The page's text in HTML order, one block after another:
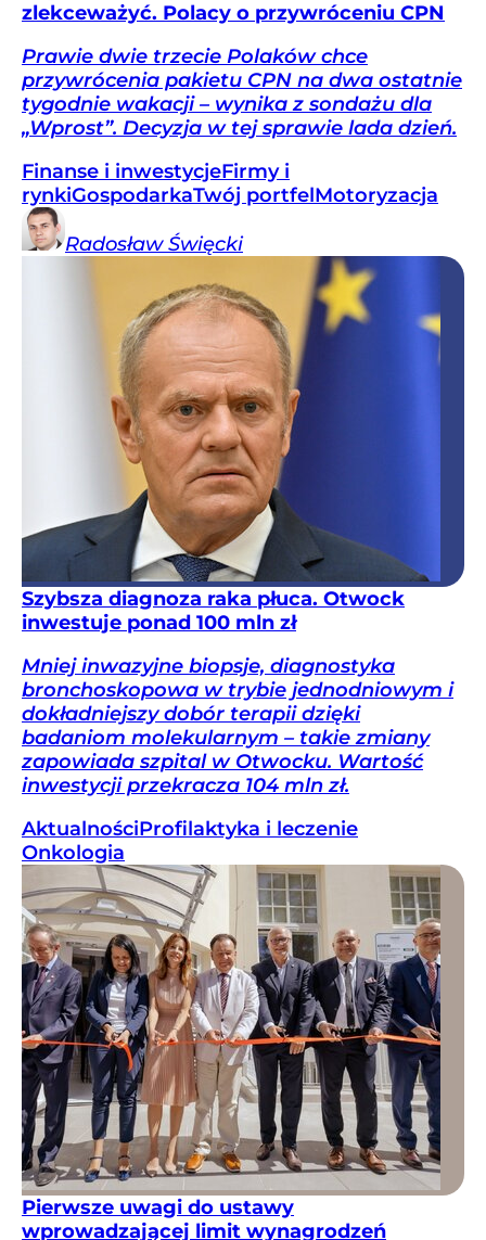
zlekceważyć. Polacy o przywróceniu CPN
Prawie dwie trzecie Polaków chce
przywrócenia pakietu CPN na dwa ostatnie
tygodnie wakacji – wynika z sondażu dla
„Wprost”. Decyzja w tej sprawie lada dzień.
Finanse i inwestycjeFirmy i
rynkiGospodarkaTwój portfelMotoryzacja
Radosław Święcki
Szybsza diagnoza raka płuca. Otwock
inwestuje ponad 100 mln zł
Mniej inwazyjne biopsje, diagnostyka
bronchoskopowa w trybie jednodniowym i
dokładniejszy dobór terapii dzięki
badaniom molekularnym – takie zmiany
zapowiada szpital w Otwocku. Wartość
inwestycji przekracza 104 mln zł.
AktualnościProfilaktyka i leczenie
Onkologia
Pierwsze uwagi do ustawy
wprowadzającej limit wynagrodzeń